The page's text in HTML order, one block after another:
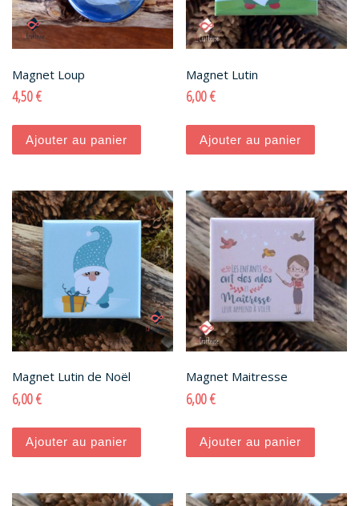
Magnet Loup
4,50€
Ajouter au panier
Magnet Lutin
6,00€
Ajouter au panier
Magnet Lutin de Noël
6,00€
Ajouter au panier
Magnet Maitresse
6,00€
Ajouter au panier